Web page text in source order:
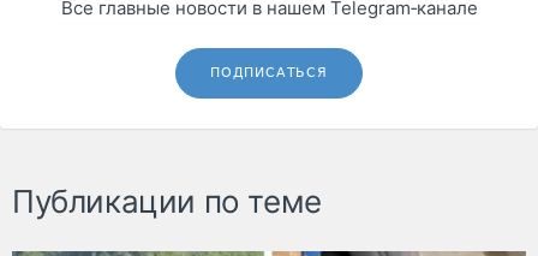
Все главные новости в нашем Telegram‑канале
ПОДПИСАТЬСЯ
Публикации по теме